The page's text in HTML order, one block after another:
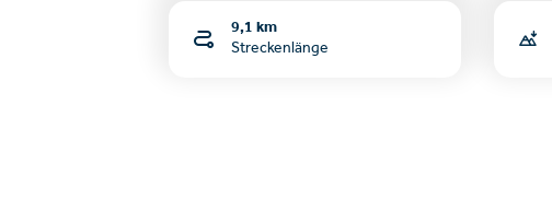
9,1 km
Streckenlänge